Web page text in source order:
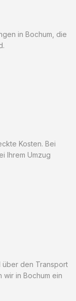
in Bochum, die
Kosten. Bei
Ihrem Umzug
über den Transport
wir in Bochum ein